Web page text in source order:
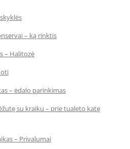
– ką rinktis
– Halitozė
– ėdalo parinkimas
su kraiku – prie tualeto katę
– Privalumai